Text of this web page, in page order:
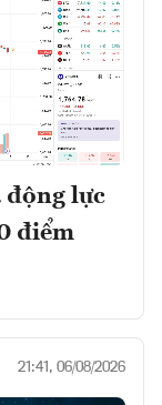
lực
điểm
21:41, 06/08/2026